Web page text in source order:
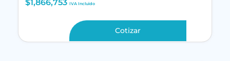
$1,866,753 IVA Incluido
Cotizar